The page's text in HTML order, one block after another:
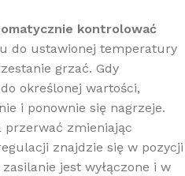
kontrolować
do ustawionej temperatury
grzać. Gdy
określonej wartości,
i ponownie się nagrzeje.
przerwać zmieniając
znajdzie się w pozycji
zasilanie jest wyłączone i w